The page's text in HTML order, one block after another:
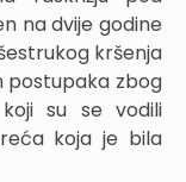
na dvije godine
kršenja
postupaka zbog
su se vodili
koja je bila